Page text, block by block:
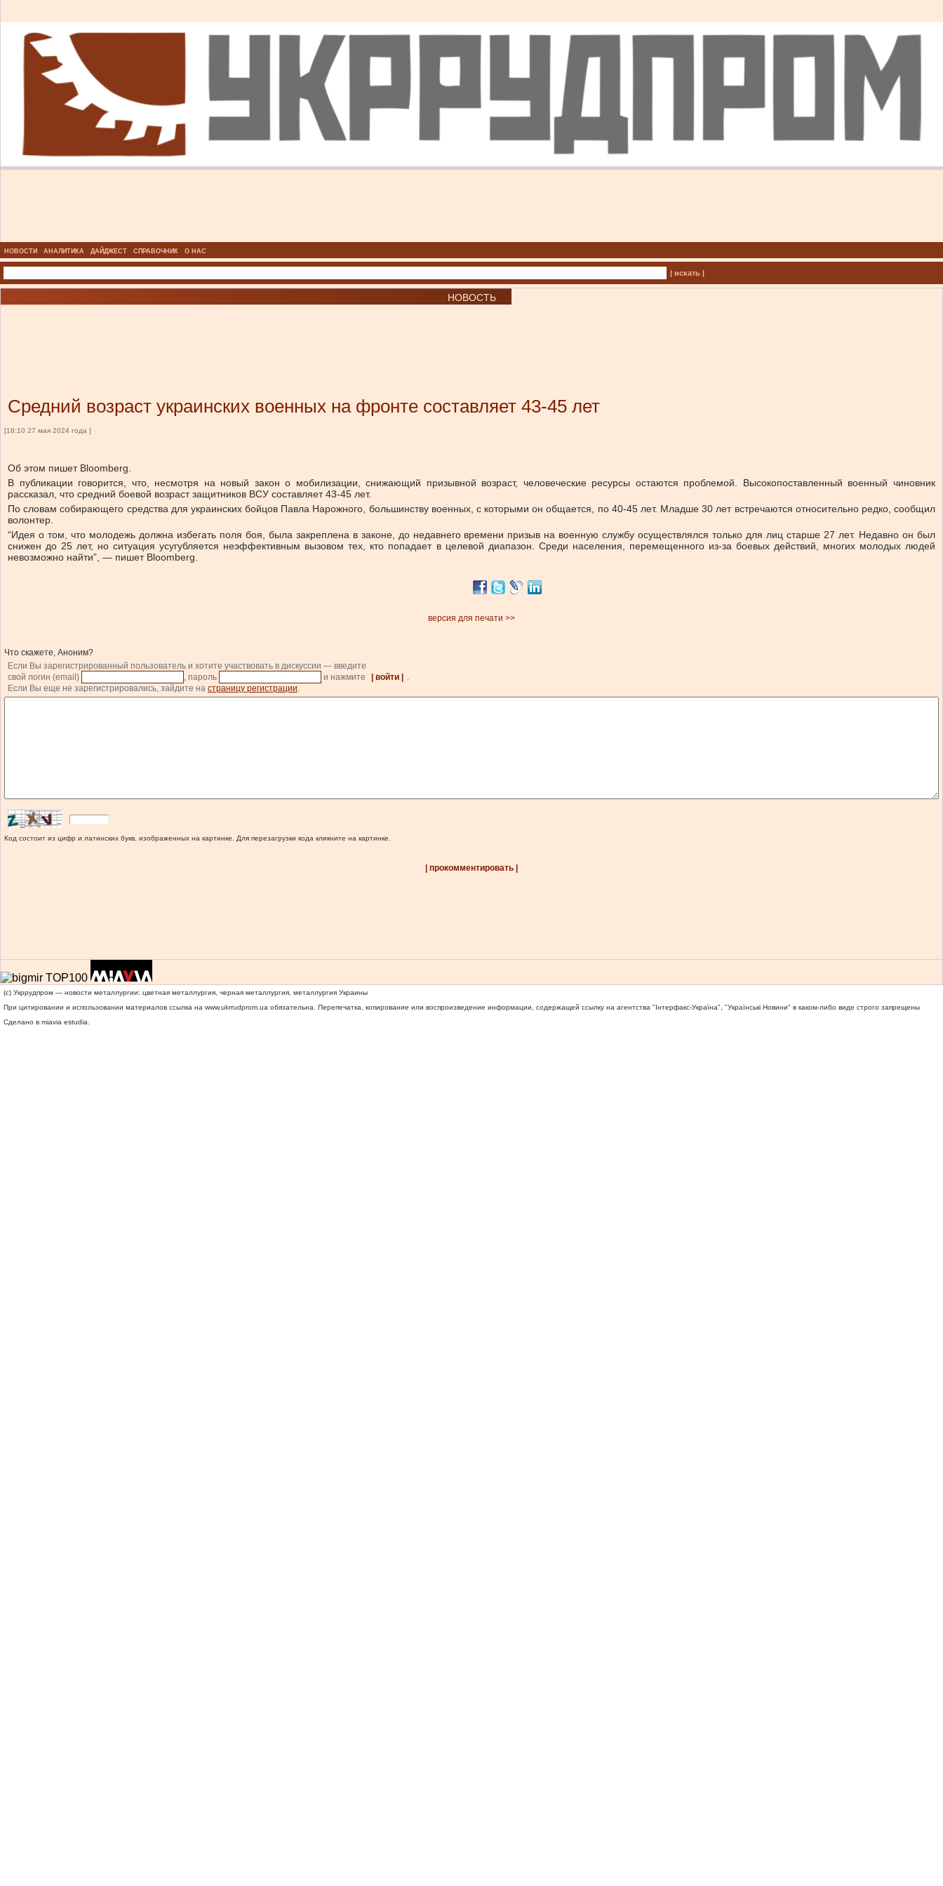
НОВОСТИ АНАЛИТИКА ДАЙДЖЕСТ СПРАВОЧНИК О НАС
| искать |
НОВОСТЬ
Средний возраст украинских военных на фронте составляет 43-45 лет
[18:10 27 мая 2024 года ]
Об этом пишет Bloomberg.
В публикации говорится, что, несмотря на новый закон о мобилизации, снижающий призывной возраст, человеческие ресурсы остаются проблемой. Высокопоставленный военный чиновник
рассказал, что средний боевой возраст защитников ВСУ составляет 43-45 лет.
По словам собирающего средства для украинских бойцов Павла Нарожного, большинству военных, с которыми он общается, по 40-45 лет. Младше 30 лет встречаются относительно редко, сообщил
волонтер.
“Идея о том, что молодежь должна избегать поля боя, была закреплена в законе, до недавнего времени призыв на военную службу осуществлялся только для лиц старше 27 лет. Недавно он был
снижен до 25 лет, но ситуация усугубляется неэффективным вызовом тех, кто попадает в целевой диапазон. Среди населения, перемещенного из-за боевых действий, многих молодых людей
невозможно найти”, — пишет Bloomberg.
версия для печати >>
Что скажете, Аноним?
Если Вы зарегистрированный пользователь и хотите участвовать в дискуссии — введите
свой логин (email)
, пароль и нажмите | войти |
.
Если Вы еще не зарегистрировались, зайдите на страницу регистрации.
Код состоит из цифр и латинских букв, изображенных на картинке. Для перезагрузки кода кликните на картинке.
| прокомментировать |
(c) Укррудпром — новости металлургии: цветная металлургия, черная металлургия, металлургия Украины
При цитировании и использовании материалов ссылка на www.ukrrudprom.ua обязательна. Перепечатка, копирование или воспроизведение информации, содержащей ссылку на агентства "Iнтерфакс-Україна", "Українськi Новини" в каком-либо виде строго запрещены
Сделано в miavia estudia.